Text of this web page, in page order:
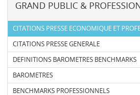
GRAND PUBLIC &
CITATIONS PRESSE ECONOMIQUE ET
CITATIONS PRESSE GENERALE
DEFINITIONS BAROMETRES BENCHMARKS
BAROMETRES
BENCHMARKS PROFESSIONNELS